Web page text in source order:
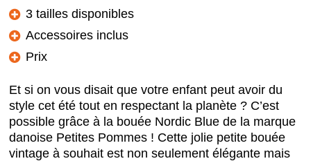
3 tailles disponibles
Accessoires inclus
Prix
Et si on vous disait que votre enfant peut avoir du
style cet été tout en respectant la planète ? C’est
possible grâce à la bouée Nordic Blue de la marque
danoise Petites Pommes ! Cette jolie petite bouée
vintage à souhait est non seulement élégante mais